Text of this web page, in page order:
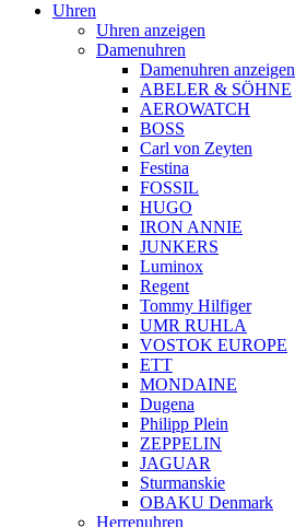
Uhren
Uhren anzeigen
Damenuhren
Damenuhren anzeigen
ABELER & SÖHNE
AEROWATCH
BOSS
Carl von Zeyten
Festina
FOSSIL
HUGO
IRON ANNIE
JUNKERS
Luminox
Regent
Tommy Hilfiger
UMR RUHLA
VOSTOK EUROPE
ETT
MONDAINE
Dugena
Philipp Plein
ZEPPELIN
JAGUAR
Sturmanskie
OBAKU Denmark
Herrenuhren